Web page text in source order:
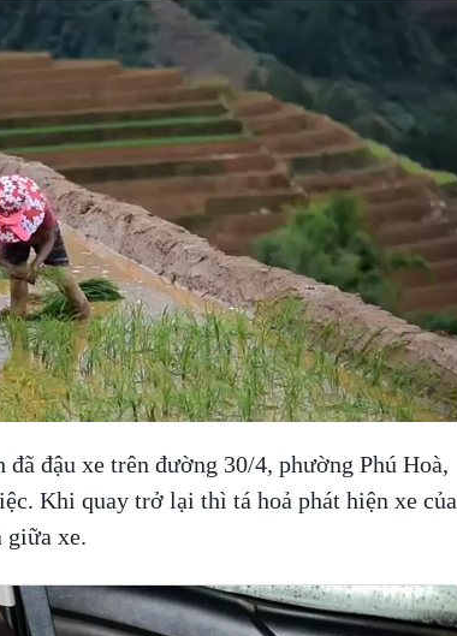
đậu xe trên đường 30/4, phường Phú Hoà,
Khi quay trở lại thì tá hoả phát hiện xe của
giữa xe.